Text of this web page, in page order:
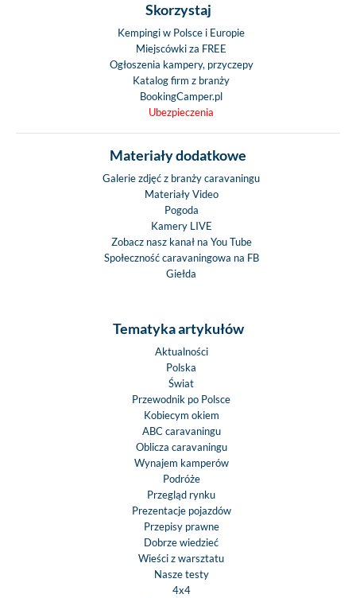
Skorzystaj
Kempingi w Polsce i Europie
Miejscówki za FREE
Ogłoszenia kampery, przyczepy
Katalog firm z branży
BookingCamper.pl
Ubezpieczenia
Materiały dodatkowe
Galerie zdjęć z branży caravaningu
Materiały Video
Pogoda
Kamery LIVE
Zobacz nasz kanał na You Tube
Społeczność caravaningowa na FB
Giełda
Tematyka artykułów
Aktualności
Polska
Świat
Przewodnik po Polsce
Kobiecym okiem
ABC caravaningu
Oblicza caravaningu
Wynajem kamperów
Podróże
Przegląd rynku
Prezentacje pojazdów
Przepisy prawne
Dobrze wiedzieć
Wieści z warsztatu
Nasze testy
4x4